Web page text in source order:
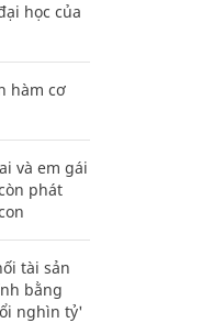
học của
hàm cơ
và em gái
phát
tài sản
bằng
nghìn tỷ'